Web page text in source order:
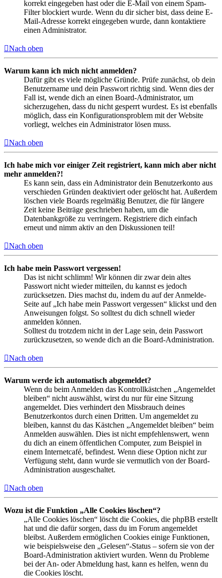
korrekt eingegeben hast oder die E-Mail von einem Spam-
Filter blockiert wurde. Wenn du dir sicher bist, dass deine E-
Mail-Adresse korrekt eingegeben wurde, dann kontaktiere
einen Administrator.
Nach oben
Warum kann ich mich nicht anmelden?
Dafür gibt es viele mögliche Gründe. Prüfe zunächst, ob dein
Benutzername und dein Passwort richtig sind. Wenn dies der
Fall ist, wende dich an einen Board-Administrator, um
sicherzugehen, dass du nicht gesperrt wurdest. Es ist ebenfalls
möglich, dass ein Konfigurationsproblem mit der Website
vorliegt, welches ein Administrator lösen muss.
Nach oben
Ich habe mich vor einiger Zeit registriert, kann mich aber nicht
mehr anmelden?!
Es kann sein, dass ein Administrator dein Benutzerkonto aus
verschieden Gründen deaktiviert oder gelöscht hat. Außerdem
löschen viele Boards regelmäßig Benutzer, die für längere
Zeit keine Beiträge geschrieben haben, um die
Datenbankgröße zu verringern. Registriere dich einfach
erneut und nimm aktiv an den Diskussionen teil!
Nach oben
Ich habe mein Passwort vergessen!
Das ist nicht schlimm! Wir können dir zwar dein altes
Passwort nicht wieder mitteilen, du kannst es jedoch
zurücksetzen. Dies machst du, indem du auf der Anmelde-
Seite auf „Ich habe mein Passwort vergessen“ klickst und den
Anweisungen folgst. So solltest du dich schnell wieder
anmelden können.
Solltest du trotzdem nicht in der Lage sein, dein Passwort
zurückzusetzen, so wende dich an die Board-Administration.
Nach oben
Warum werde ich automatisch abgemeldet?
Wenn du beim Anmelden das Kontrollkästchen „Angemeldet
bleiben“ nicht auswählst, wirst du nur für eine Sitzung
angemeldet. Dies verhindert den Missbrauch deines
Benutzerkontos durch einen Dritten. Um angemeldet zu
bleiben, kannst du das Kästchen „Angemeldet bleiben“ beim
Anmelden auswählen. Dies ist nicht empfehlenswert, wenn
du dich an einem öffentlichen Computer, zum Beispiel in
einem Internetcafé, befindest. Wenn diese Option nicht zur
Verfügung steht, dann wurde sie vermutlich von der Board-
Administration ausgeschaltet.
Nach oben
Wozu ist die Funktion „Alle Cookies löschen“?
„Alle Cookies löschen“ löscht die Cookies, die phpBB erstellt
hat und die dafür sorgen, dass du im Forum angemeldet
bleibst. Außerdem ermöglichen Cookies einige Funktionen,
wie beispielsweise den „Gelesen“-Status – sofern sie von der
Board-Administration aktiviert wurden. Wenn du Probleme
bei der An- oder Abmeldung hast, kann es helfen, wenn du
die Cookies löscht.